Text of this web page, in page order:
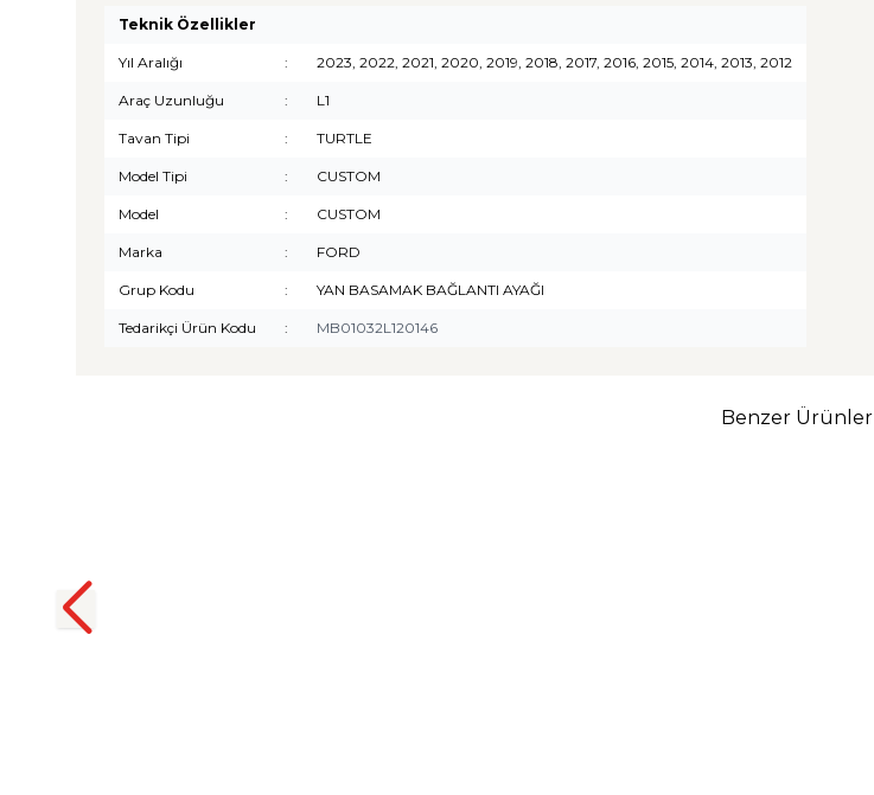
Teknik Özellikler
Yıl Aralığı : 2023, 2022, 2021, 2020, 2019, 2018, 2017, 2016, 2015, 2014, 2013, 2012
Araç Uzunluğu : L1
Tavan Tipi : TURTLE
Model Tipi : CUSTOM
Model : CUSTOM
Marka : FORD
Grup Kodu : YAN BASAMAK BAĞLANTI AYAĞI
Tedarikçi Ürün Kodu : MB01032L120146
Benzer Ürünler
₺